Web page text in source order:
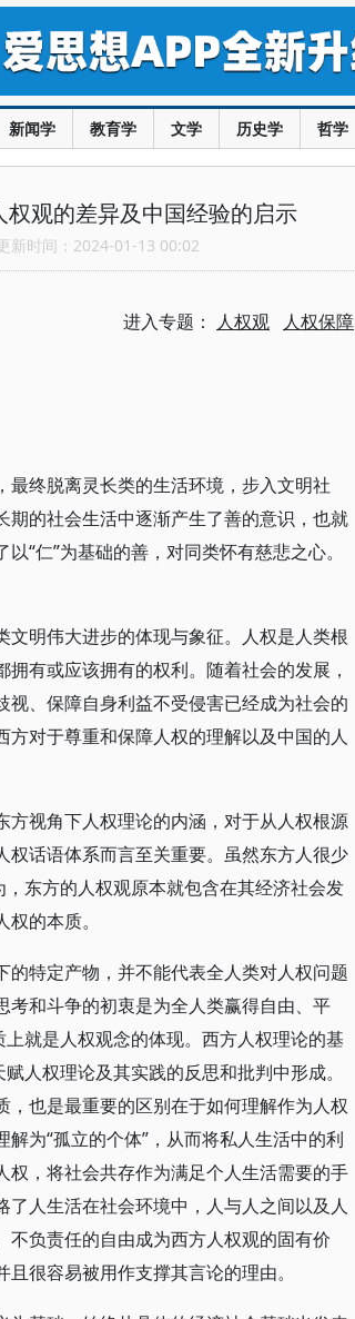
新闻学 教育学 文学 历史学 哲学
观的差异及中国经验的启示
新时间：2024-01-13 00:02
进入专题： 人权观 人权保障
终脱离灵长类的生活环境，步入文明社
的社会生活中逐渐产生了善的意识，也就
“仁”为基础的善，对同类怀有慈悲之心。
明伟大进步的体现与象征。人权是人类根
有或应该拥有的权利。随着社会的发展，
、保障自身利益不受侵害已经成为社会的
对于尊重和保障人权的理解以及中国的人
视角下人权理论的内涵，对于从人权根源
话语体系而言至关重要。虽然东方人很少
东方的人权观原本就包含在其经济社会发
的本质。
特定产物，并不能代表全人类对人权问题
和斗争的初衷是为全人类赢得自由、平
就是人权观念的体现。西方人权理论的基
人权理论及其实践的反思和批判中形成。
也是最重要的区别在于如何理解作为人权
为“孤立的个体”，从而将私人生活中的利
，将社会共存作为满足个人生活需要的手
人生活在社会环境中，人与人之间以及人
负责任的自由成为西方人权观的固有价
很容易被用作支撑其言论的理由。